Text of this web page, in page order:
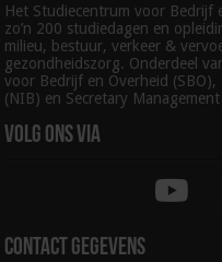
Het Studiecentrum voor Bedrijf
zo’n 200 studiedagen en
milieu, bestuur, verkeer &
gezondheidszorg. Onderdeel
voor Bedrijf en Overheid
(NIB) en Secretary
Volg ons via
Contact gegevens